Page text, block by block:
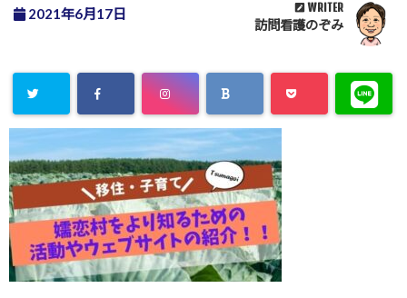
2021年6月17日 WRITER
訪問看護のぞみ